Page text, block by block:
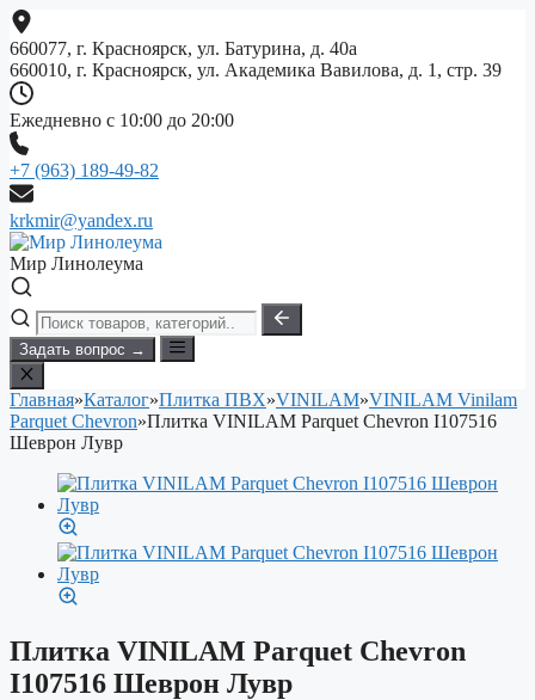
Перейти
к
содержимому
660077, г. Красноярск, ул. Батурина, д. 40а
660010, г. Красноярск, ул. Академика Вавилова, д. 1, стр. 39
Ежедневно с 10:00 до 20:00
+7 (963) 189-49-82
krkmir@yandex.ru
Мир Линолеума
Задать вопрос →
Главная»Каталог»Плитка ПВХ»VINILAM»VINILAM Vinilam
Parquet Chevron»Плитка VINILAM Parquet Chevron I107516
Шеврон Лувр
Плитка VINILAM Parquet Chevron
I107516 Шеврон Лувр